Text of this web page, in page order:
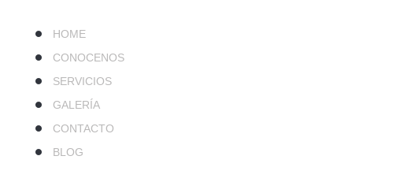
HOME
CONOCENOS
SERVICIOS
GALERÍA
CONTACTO
BLOG